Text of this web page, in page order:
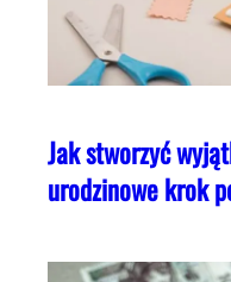
Jak stworzyć
urodzinowe krok